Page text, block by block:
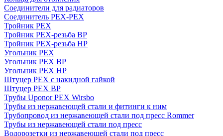
Соединители для радиаторов
Соединитель PEX-PEX
Тройник PEX
Тройник PEX-резьба ВР
Тройник PEX-резьба НР
Угольник PEX
Угольник PEX ВР
Угольник PEX НР
Штуцер PEX c накидной гайкой
Штуцер PEX ВР
Трубы Uponor PEX Wirsbo
Трубы из нержавеющей стали и фитинги к ним
Трубопровод из нержавеющей стали под пресс Rommer
Трубы из нержавеющей стали под пресс
Водорозетки из нержавеющей стали под пресс